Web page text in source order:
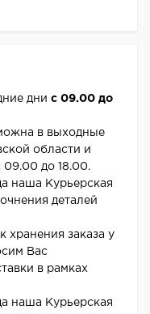
дни с 09.00 до
в выходные
области и
09.00 до 18.00.
наша Курьерская
деталей
заказа у
Вас
в рамках
наша Курьерская